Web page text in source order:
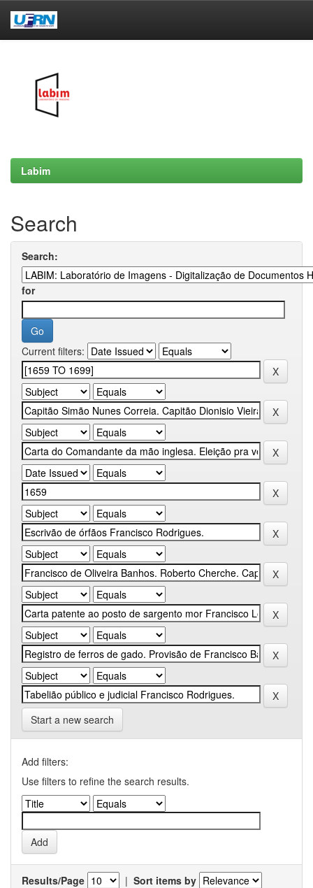
Labim
Search
Search:
for
Current filters:
Start a new search
Add filters:
Use filters to refine the search results.
Results/Page | Sort items by